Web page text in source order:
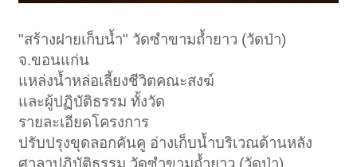
"สร้างฝายเก็บน้ำ" วัดซำขามถ้ำยาว (วัดป่า)
จ.ขอนแก่น
แหล่งน้ำหล่อเลี้ยงชีวิตคณะสงฆ์
และผู้ปฏิบัติธรรม ทั้งวัด
รายละเอียดโครงการ
ปรับปรุงขุดลอกคันคู อ่างเก็บน้ำบริเวณด้านหลัง
ศาลาปฏิบัติธรรม วัดซำขามถ้ำยาว (วัดป่า)